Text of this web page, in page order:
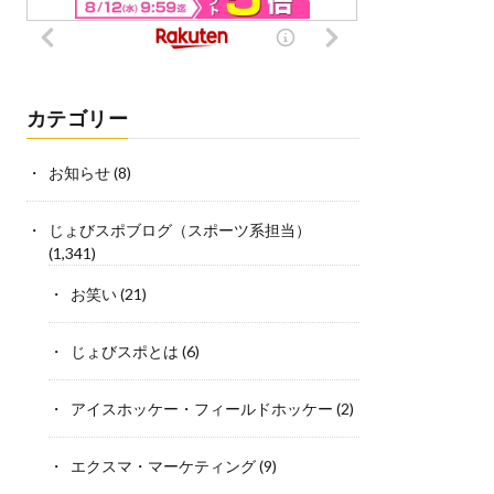
カテゴリー
お知らせ(8)
じょびスポブログ（スポーツ系担当）
(1,341)
お笑い(21)
じょびスポとは (6)
アイスホッケー・フィールドホッケー (2)
エクスマ・マーケティング(9)